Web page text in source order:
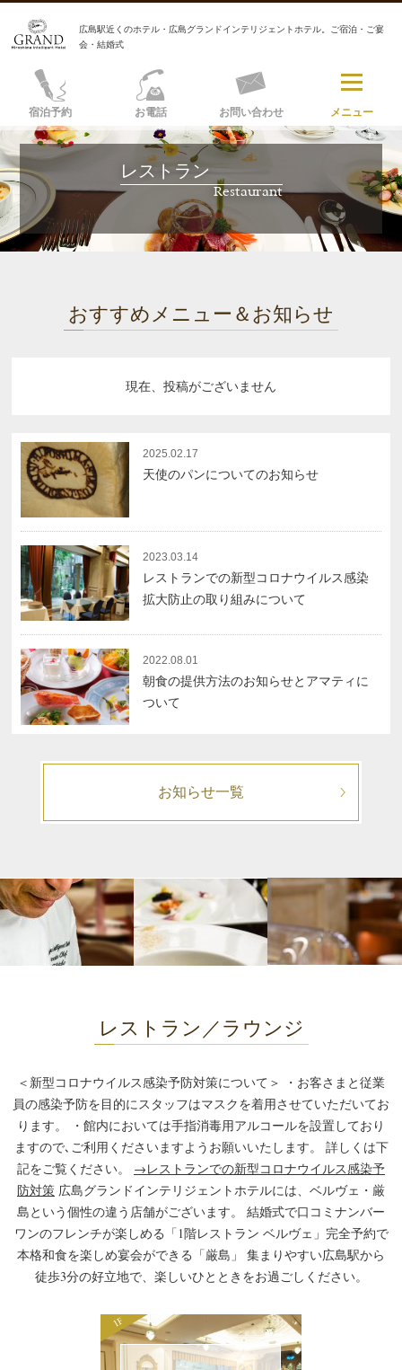
広島駅近くのホテル・広島グランドインテリジェントホテル。ご宿泊・ご宴
会・結婚式
宿泊予約 お電話 お問い合わせ メニュー
レストラン
Restaurant
おすすめメニュー＆お知らせ
現在、投稿がございません
2025.02.17
天使のパンについてのお知らせ
2023.03.14
レストランでの新型コロナウイルス感染
拡大防止の取り組みについて
2022.08.01
朝食の提供方法のお知らせとアマティに
ついて
お知らせ一覧
レストラン／ラウンジ
＜新型コロナウイルス感染予防対策について＞
・お客さまと従業
員の感染予防を目的にスタッフはマスクを着用させていただいてお
ります。
・館内においては手指消毒用アルコールを設置しており
ますので､ご利用くださいますようお願いいたします。
詳しくは下
記をご覧ください。
→レストランでの新型コロナウイルス感染予
防対策 広島グランドインテリジェントホテルには、ベルヴェ・厳
島という個性の違う店舗がございます。
結婚式で口コミナンバー
ワンのフレンチが楽しめる「1階レストラン ベルヴェ」 完全予約で
本格和食を楽しめ宴会ができる「厳島」
集まりやすい広島駅から
徒歩3分の好立地で、楽しいひとときをお過ごしください。
1F